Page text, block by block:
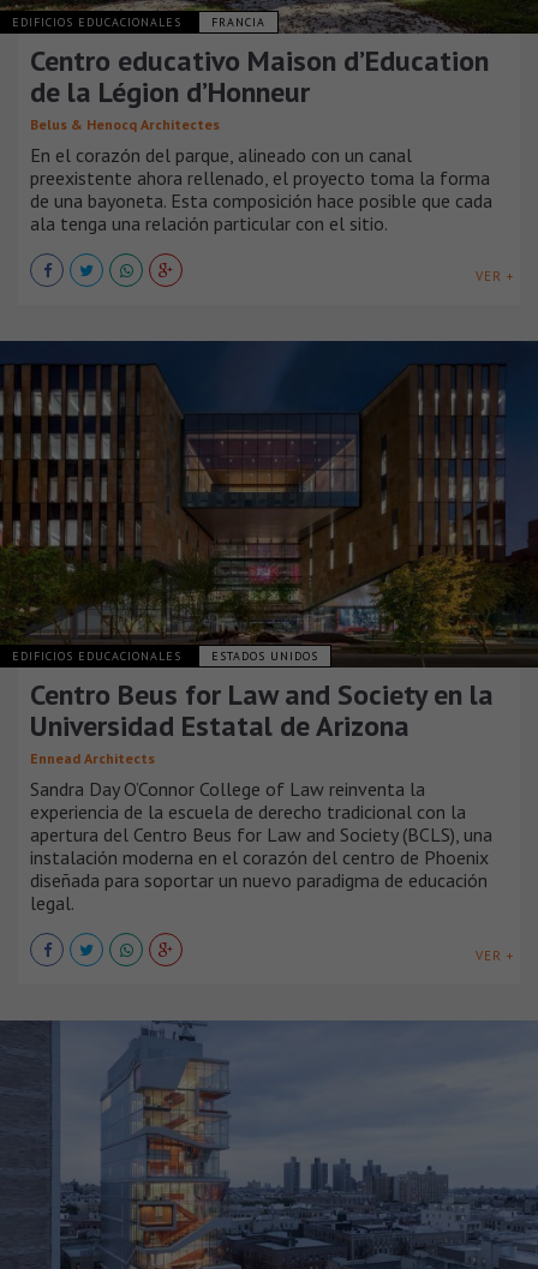
EDIFICIOS EDUCACIONALES FRANCIA
Centro educativo Maison d’Education
de la Légion d’Honneur
Belus & Henocq Architectes
En el corazón del parque, alineado con un canal
preexistente ahora rellenado, el proyecto toma la forma
de una bayoneta. Esta composición hace posible que cada
ala tenga una relación particular con el sitio.
VER +
EDIFICIOS EDUCACIONALES ESTADOS UNIDOS
Centro Beus for Law and Society en la
Universidad Estatal de Arizona
Ennead Architects
Sandra Day O’Connor College of Law reinventa la
experiencia de la escuela de derecho tradicional con la
apertura del Centro Beus for Law and Society (BCLS), una
instalación moderna en el corazón del centro de Phoenix
diseñada para soportar un nuevo paradigma de educación
legal.
VER +